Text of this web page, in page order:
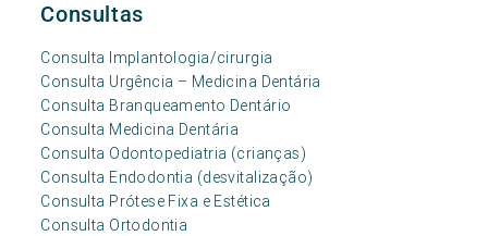
Consultas
Consulta Implantologia/cirurgia
Consulta Urgência – Medicina Dentária
Consulta Branqueamento Dentário
Consulta Medicina Dentária
Consulta Odontopediatria (crianças)
Consulta Endodontia (desvitalização)
Consulta Prótese Fixa e Estética
Consulta Ortodontia